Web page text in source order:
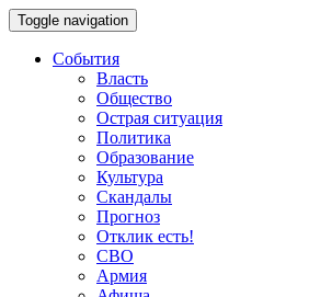
Toggle navigation
События
Власть
Общество
Острая ситуация
Политика
Образование
Культура
Скандалы
Прогноз
Отклик есть!
СВО
Армия